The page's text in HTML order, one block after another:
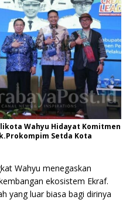
Wahyu Hidayat Komitmen
Setda Kota
Wahyu menegaskan
ekosistem Ekraf.
yang luar biasa bagi dirinya